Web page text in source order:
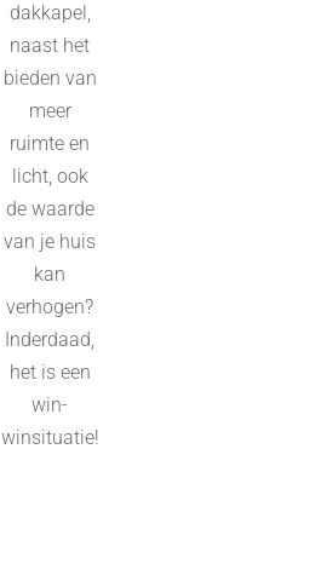
dakkapel,
naast het
bieden van
meer
ruimte en
licht, ook
de waarde
van je huis
kan
verhogen?
Inderdaad,
het is een
win-
winsituatie!